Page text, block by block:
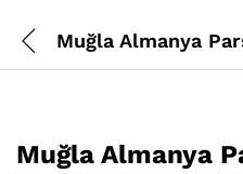
Muğla Almanya